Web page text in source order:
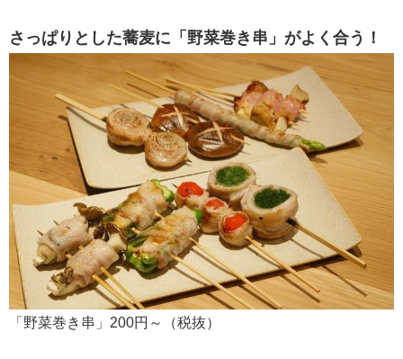
さっぱりとした蕎麦に「野菜巻き串」がよく合う！
「野菜巻き串」200円～（税抜）